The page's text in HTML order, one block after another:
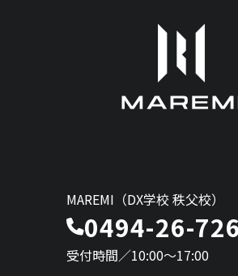
MAREMI（DX学校 秩父校）
0494-26-
受付時間／10:00〜17:00